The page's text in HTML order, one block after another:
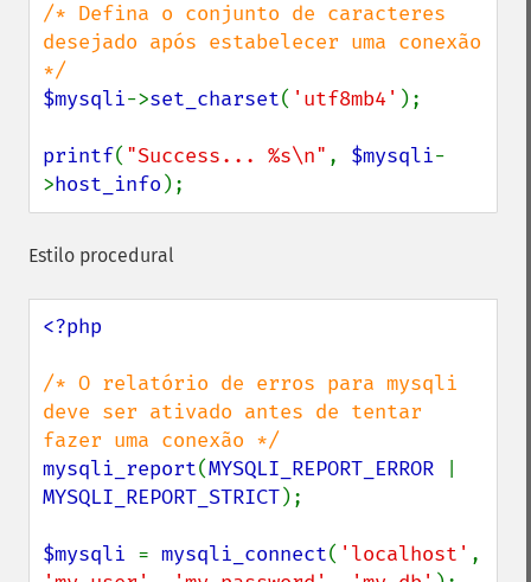
/* Defina o conjunto de caracteres
desejado após estabelecer uma conexão
$mysqli->set_charset( 'utf8mb4' );
printf( "Success... %s\n" , $mysqli-
>host_info );
Estilo procedural
<?php
/* O relatório de erros para mysqli
deve ser ativado antes de tentar
mysqli_report(MYSQLI_REPORT_ERROR
MYSQLI_REPORT_STRICT);
$mysqli = mysqli_connect( 'localhost'